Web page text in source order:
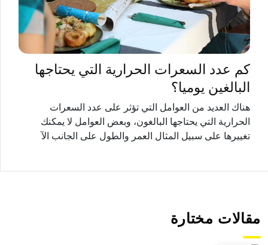
كم عدد السعرات الحرارية التي يحتاجها
البالغين يوميا؟
هناك العديد من العوامل التي تؤثر على عدد السعرات
الحرارية التي يحتاجها البالغون، وبعض العوامل لا يمكنك
تغييرها على سبيل المثال العمر والطول على الجانب الآ
مقالات مختارة